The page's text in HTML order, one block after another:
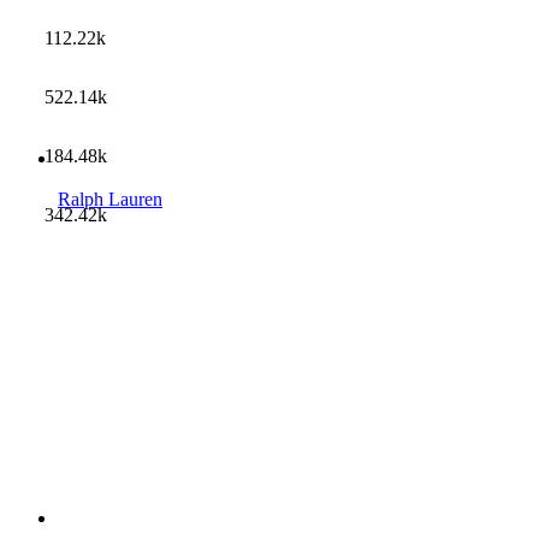
Ralph Lauren
112.22k
522.14k
184.48k
342.42k